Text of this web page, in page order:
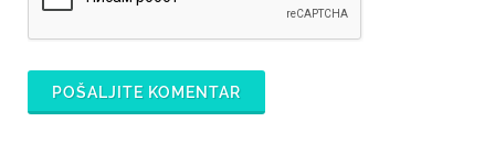
POŠALJITE KOMENTAR